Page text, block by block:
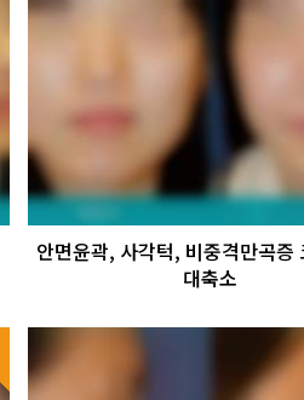
안면윤곽, 사각턱, 비중격만곡증
대축소